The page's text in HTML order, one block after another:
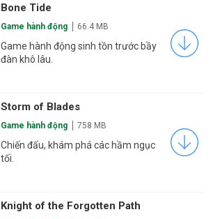
Bone Tide
Game hành động 66.4 MB
Game hành động sinh tồn trước bầy
đàn khô lâu.
Storm of Blades
Game hành động 758 MB
Chiến đấu, khám phá các hầm ngục
tối.
Knight of the Forgotten Path